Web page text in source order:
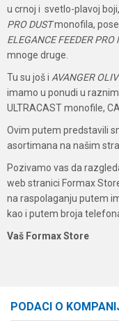
u crnoj i svetlo-plavoj
PRO DUSTmonofila,
ELEGANCE FEEDER PRO
mnoge druge.
Tu su još i AVANGER
imamo u ponudi u
ULTRACAST monofile,
Ovim putem predstavili
asortimana na našim
Pozivamo vas da
web stranici Formax
na raspolaganju putem
kao i putem broja
Vaš Formax Store
PODACI O